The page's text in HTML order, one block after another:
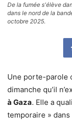
De la fumée s'élève
dans le nord de la
octobre 2025.
Une porte-parole
dimanche qu’il
à Gaza. Elle a
temporaire »